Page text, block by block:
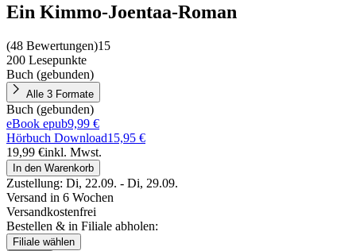
Ein Kimmo-Joentaa-Roman
(48 Bewertungen)15
200 Lesepunkte
Buch (gebunden)
Alle 3 Formate
Buch (gebunden)
eBook epub9,99 €
Hörbuch Download15,95 €
19,99 €inkl. Mwst.
In den Warenkorb
Zustellung: Di, 22.09. - Di, 29.09.
Versand in 6 Wochen
Versandkostenfrei
Bestellen & in Filiale abholen:
Filiale wählen